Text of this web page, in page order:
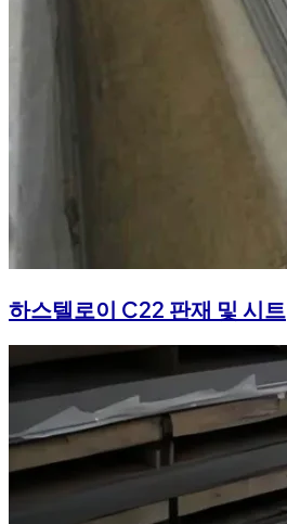
하스텔로이 C22 판재 및 시트